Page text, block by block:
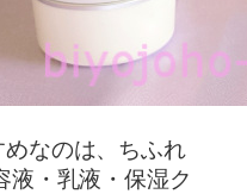
なのは、ちふれ
液・乳液・保湿ク